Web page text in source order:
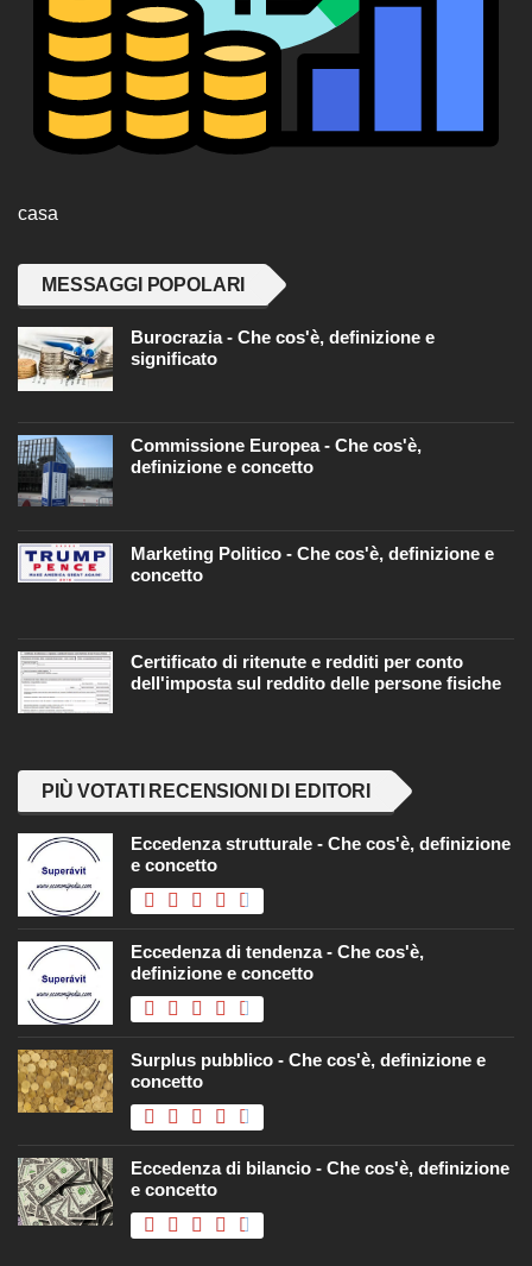
casa
MESSAGGI POPOLARI
Burocrazia - Che cos'è, definizione e
significato
Commissione Europea - Che cos'è,
definizione e concetto
Marketing Politico - Che cos'è, definizione e
concetto
Certificato di ritenute e redditi per conto
dell'imposta sul reddito delle persone fisiche
PIÙ VOTATI RECENSIONI DI EDITORI
Eccedenza strutturale - Che cos'è, definizione
e concetto
Eccedenza di tendenza - Che cos'è,
definizione e concetto
Surplus pubblico - Che cos'è, definizione e
concetto
Eccedenza di bilancio - Che cos'è, definizione
e concetto